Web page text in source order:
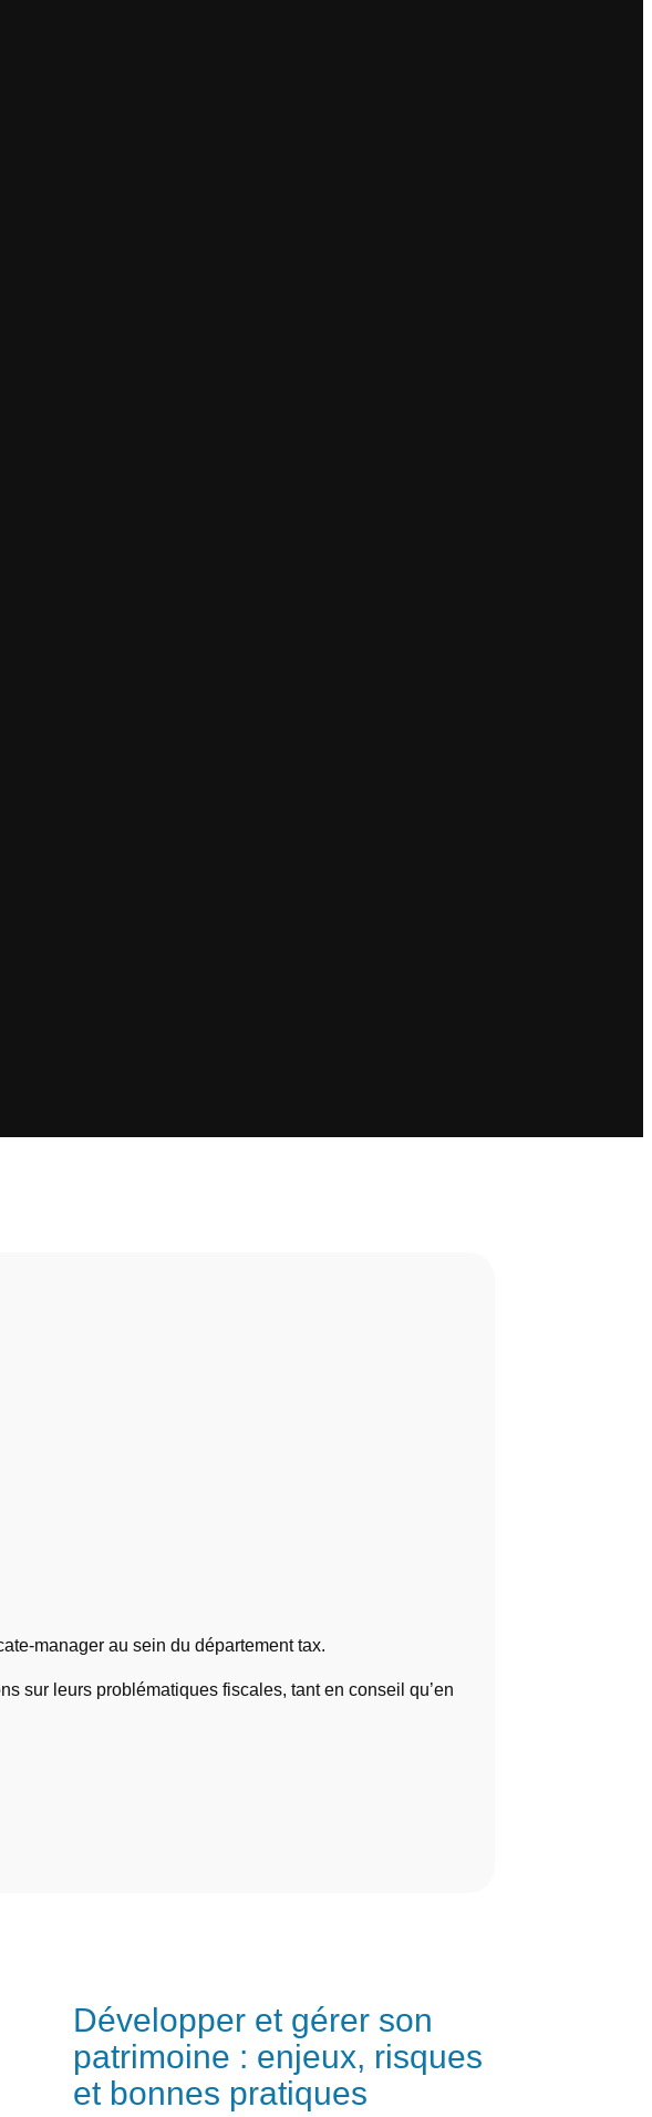
manager au sein du département tax.
sur leurs problématiques fiscales, tant en conseil qu’en
Développer et gérer son
patrimoine : enjeux, risques
et bonnes pratiques